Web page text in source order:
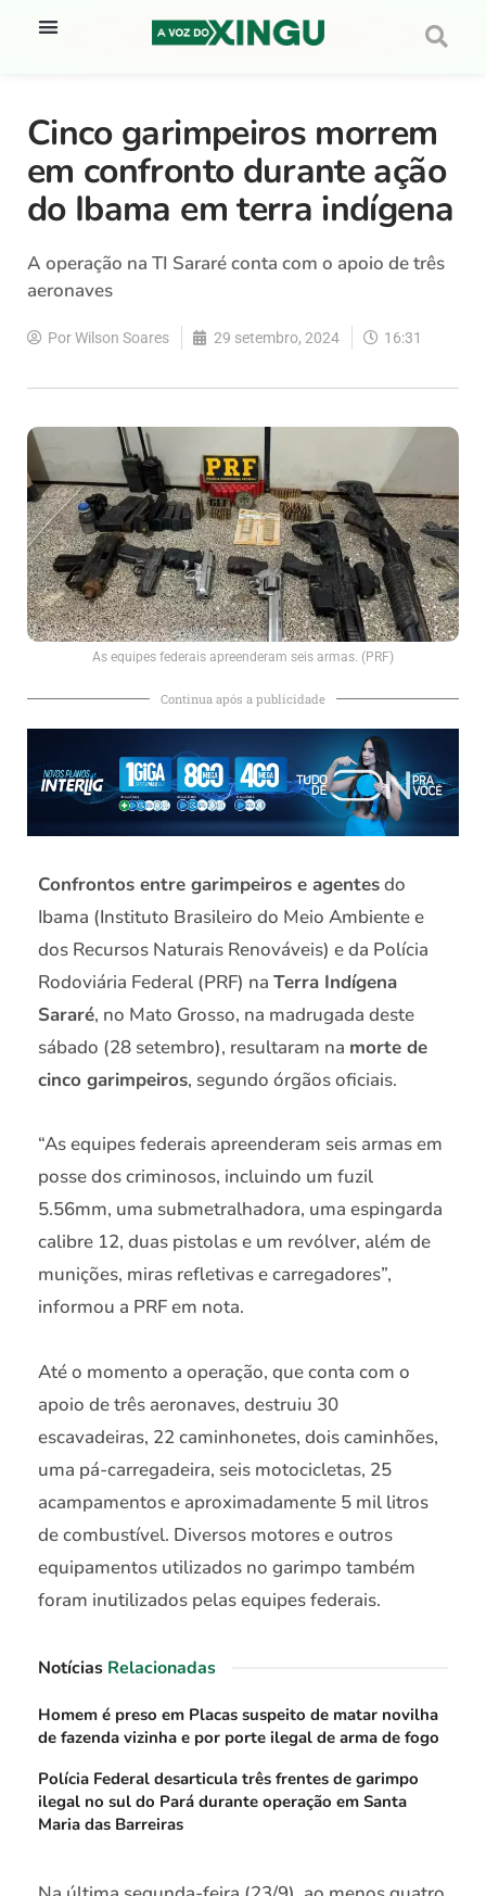
Cinco garimpeiros morrem
em confronto durante ação
do Ibama em terra indígena
A operação na TI Sararé conta com o apoio de três
aeronaves
PorWilson Soares 29 setembro, 2024 16:31
As equipes federais apreenderam seis armas. (PRF)
Continua após a publicidade
Confrontos entre garimpeiros e agentesdo
Ibama (Instituto Brasileiro do Meio Ambiente e
dos Recursos Naturais Renováveis) e da Polícia
Rodoviária Federal (PRF) na Terra Indígena
Sararé, no Mato Grosso, na madrugada deste
sábado (28 setembro), resultaram na morte de
cinco garimpeiros, segundo órgãos oficiais.
“As equipes federais apreenderam seis armas em
posse dos criminosos, incluindo um fuzil
5.56mm, uma submetralhadora, uma espingarda
calibre 12, duas pistolas e um revólver, além de
munições, miras refletivas e carregadores”,
informou a PRF em nota.
Até o momento a operação, que conta com o
apoio de três aeronaves, destruiu 30
escavadeiras, 22 caminhonetes, dois caminhões,
uma pá-carregadeira, seis motocicletas, 25
acampamentos e aproximadamente 5 mil litros
de combustível. Diversos motores e outros
equipamentos utilizados no garimpo também
foram inutilizados pelas equipes federais.
Notícias Relacionadas
Homem é preso em Placas suspeito de matar novilha
de fazenda vizinha e por porte ilegal de arma de fogo
Polícia Federal desarticula três frentes de garimpo
ilegal no sul do Pará durante operação em Santa
Maria das Barreiras